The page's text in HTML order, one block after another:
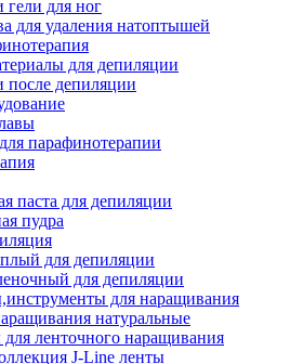
гели для ног
для удаления натоптышей
для депиляции
после депиляции
парафинотерапии
паста для депиляции
пудра
для депиляции
для депиляции
для наращивания
натуральные
ленточного наращивания
J-Line ленты